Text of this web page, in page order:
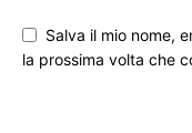
Salva il mio nome,
la prossima volta che